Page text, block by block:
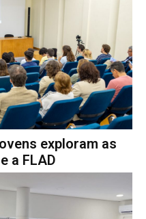
exploram as
a FLAD